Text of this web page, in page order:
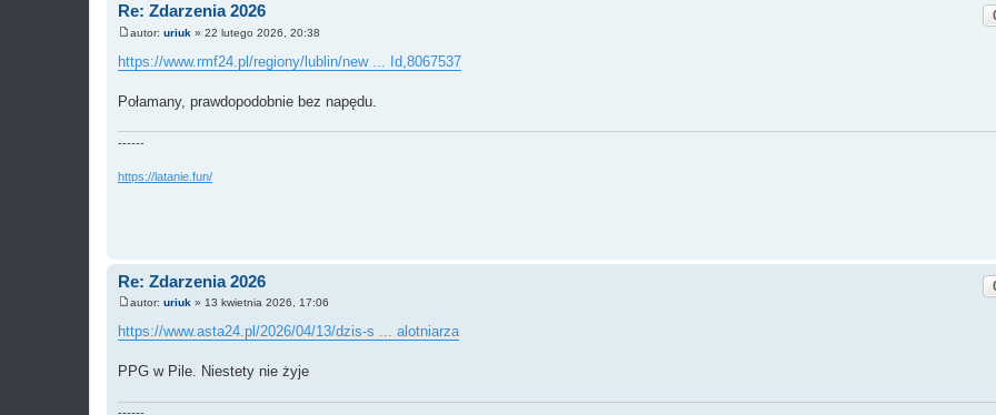
Re: Zdarzenia 2026
o
s
autor: uriuk » 22 lutego 2026, 20:38
https://www.rmf24.pl/regiony/lublin/new ... Id,8067537
Połamany, prawdopodobnie bez napędu.
------
https://latanie.fun/
Re: Zdarzenia 2026
o
s
autor: uriuk » 13 kwietnia 2026, 17:06
https://www.asta24.pl/2026/04/13/dzis-s ... alotniarza
PPG w Pile. Niestety nie żyje